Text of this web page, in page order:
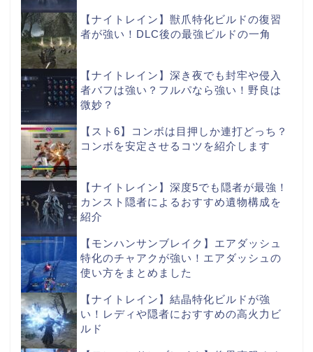
【ナイトレイン】獣爪特化ビルドの復習
者が強い！DLC後の最強ビルドの一角
【ナイトレイン】深き夜でも封牢や侵入
者バフは強い？フルパなら強い！野良は
微妙？
【スト6】コンボは目押しか連打どっち？
コンボを安定させるコツを紹介します
【ナイトレイン】深度5でも隠者が最強！
カンスト隠者によるおすすめ遺物構成を
紹介
【モンハンサンブレイク】エアダッシュ
特化のチャアクが強い！エアダッシュの
使い方をまとめました
【ナイトレイン】結晶特化ビルドが強
い！レディや隠者におすすめの高火力ビ
ルド